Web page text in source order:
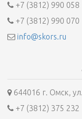
+7 (3812) 990 058
+7 (3812) 990 070
info@skors.ru
644016 г. Омск,
+7 (3812) 375 232